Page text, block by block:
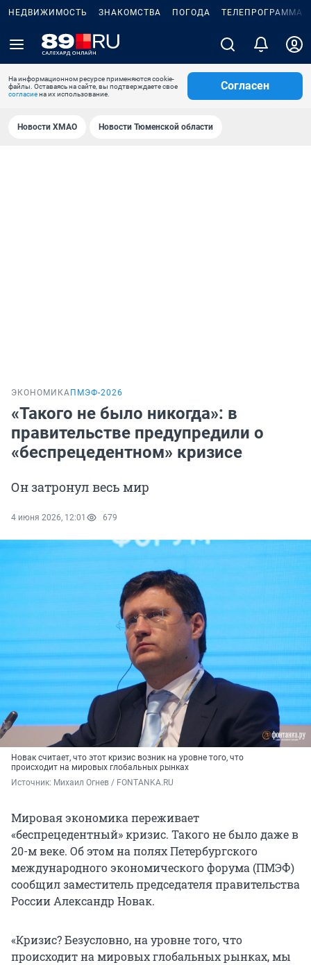
НЕДВИЖИМОСТЬ ЗНАКОМСТВА ПОГОДА ТЕЛЕПРОГРАММА
На информационном ресурсе применяются cookie-
файлы. Оставаясь на сайте, вы подтверждаете свое
согласиена их использование.
Согласен
Новости ХМАО Новости Тюменской области
ЭКОНОМИКА ПМЭФ-2026
«Такого не было никогда»: в
правительстве предупредили о
«беспрецедентном» кризисе
Он затронул весь мир
4 июня 2026, 12:01 679
Новак считает, что этот кризис возник на уровне того, что
происходит на мировых глобальных рынках
Источник: Михаил Огнев / FONTANKA.RU
Мировая экономика переживает
«беспрецедентный» кризис. Такого не было даже в
20-м веке. Об этом на полях Петербургского
международного экономического форума (ПМЭФ)
сообщил заместитель председателя правительства
России Александр Новак.
«Кризис? Безусловно, на уровне того, что
происходит на мировых глобальных рынках, мы